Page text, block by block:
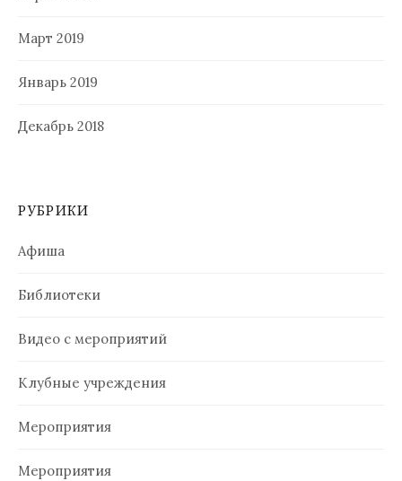
Март 2019
Январь 2019
Декабрь 2018
РУБРИКИ
Афиша
Библиотеки
Видео с мероприятий
Клубные учреждения
Мероприятия
Мероприятия